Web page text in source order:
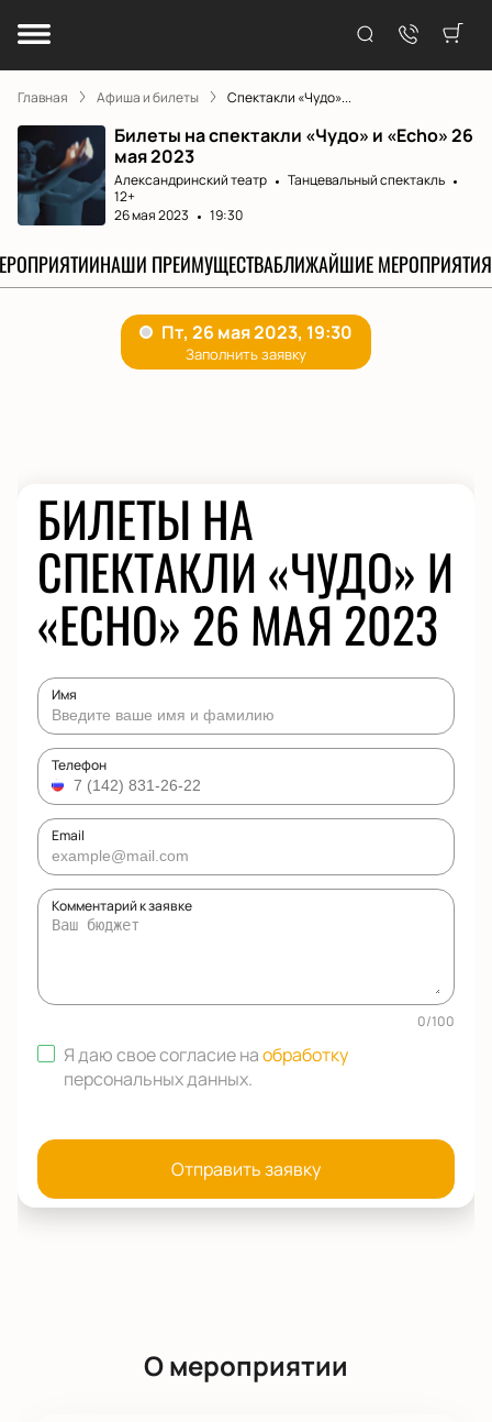
Главная Афиша и билеты Спектакли «Чудо»...
Билеты на спектакли «Чудо» и «Echo» 26
мая 2023
Александринский театр
Танцевальный спектакль
12+
26 мая 2023
19:30
НАШИ ПРЕИМУЩЕСТВАБЛИЖАЙШИЕ МЕРОПРИЯТИЯ
БИЛЕТЫ НА
СПЕКТАКЛИ «ЧУДО» И
«ECHO» 26 МАЯ 2023
Имя
Телефон
Email
Комментарий к заявке
0/100
Я даю свое согласие наобработку
персональных данных.
Отправить заявку
О мероприятии